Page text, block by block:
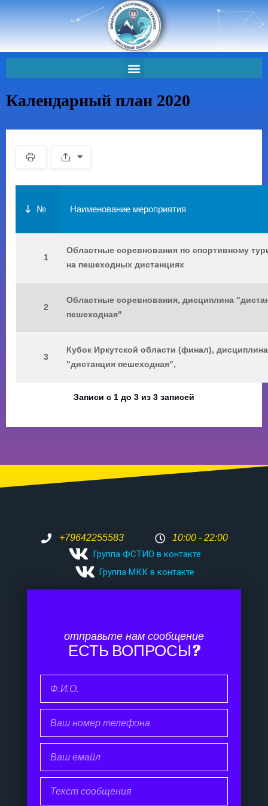
содержимому
Календарный план 2020
№ Наименование мероприятия
1
Областные соревнования по спортивному
на пешеходных дистанциях
2
Областные соревнования, дисциплина
пешеходная"
3
Кубок Иркутской области (финал), дисциплина
"дистанция пешеходная",
Записи с 1 до 3 из 3 записей
+79642255583 10:00 - 22:00
Группа ФСТИО в контакте
Группа МКК в контакте
отправьте нам сообщение
ЕСТЬ ВОПРОСЫ?